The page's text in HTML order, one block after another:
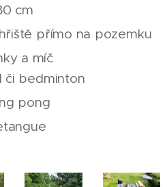
cm
přímo na pozemku
a míč
či bedminton
pong